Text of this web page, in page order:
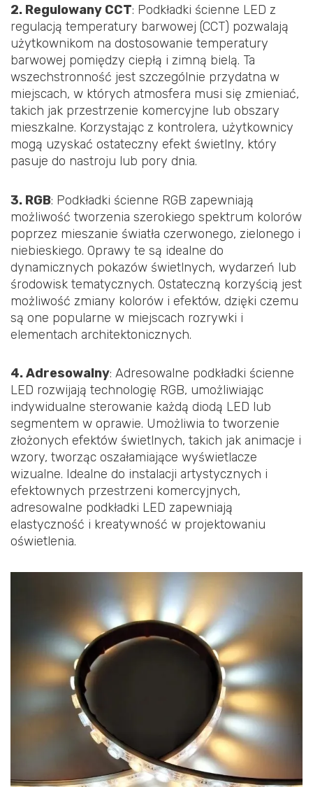
2. Regulowany CCT: Podkładki ścienne LED z
regulacją temperatury barwowej (CCT) pozwalają
użytkownikom na dostosowanie temperatury
barwowej pomiędzy ciepłą i zimną bielą. Ta
wszechstronność jest szczególnie przydatna w
miejscach, w których atmosfera musi się zmieniać,
takich jak przestrzenie komercyjne lub obszary
mieszkalne. Korzystając z kontrolera, użytkownicy
mogą uzyskać ostateczny efekt świetlny, który
pasuje do nastroju lub pory dnia.
3. RGB: Podkładki ścienne RGB zapewniają
możliwość tworzenia szerokiego spektrum kolorów
poprzez mieszanie światła czerwonego, zielonego i
niebieskiego. Oprawy te są idealne do
dynamicznych pokazów świetlnych, wydarzeń lub
środowisk tematycznych. Ostateczną korzyścią jest
możliwość zmiany kolorów i efektów, dzięki czemu
są one popularne w miejscach rozrywki i
elementach architektonicznych.
4. Adresowalny: Adresowalne podkładki ścienne
LED rozwijają technologię RGB, umożliwiając
indywidualne sterowanie każdą diodą LED lub
segmentem w oprawie. Umożliwia to tworzenie
złożonych efektów świetlnych, takich jak animacje i
wzory, tworząc oszałamiające wyświetlacze
wizualne. Idealne do instalacji artystycznych i
efektownych przestrzeni komercyjnych,
adresowalne podkładki LED zapewniają
elastyczność i kreatywność w projektowaniu
oświetlenia.